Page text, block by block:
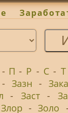
- П - Р - С - Т
- Зазн - Зака
- Заст -
Злор - Золо -